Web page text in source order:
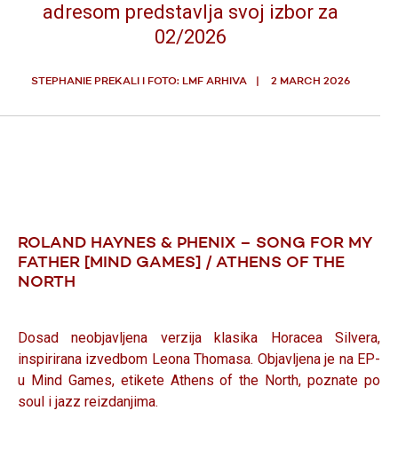
adresom predstavlja svoj izbor za
02/2026
STEPHANIE PREKALI I FOTO: LMF ARHIVA 2 MARCH 2026
ROLAND HAYNES & PHENIX – SONG FOR MY
FATHER [MIND GAMES] / ATHENS OF THE
NORTH
Dosad neobjavljena verzija klasika Horacea Silvera,
inspirirana izvedbom Leona Thomasa. Objavljena je na EP-
u Mind Games, etikete Athens of the North, poznate po
soul i jazz reizdanjima.